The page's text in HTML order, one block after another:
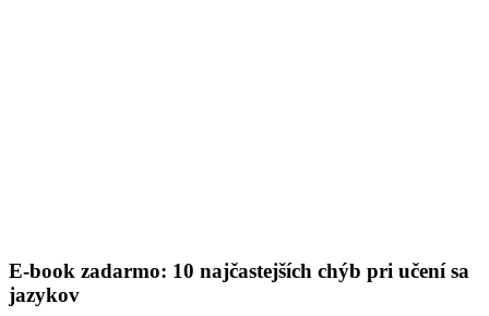
E-book zadarmo: 10 najčastejších chýb pri učení sa
jazykov